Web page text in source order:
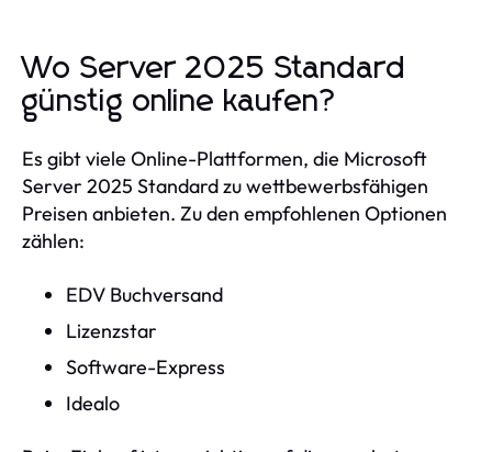
Wo Server 2025 Standard
günstig online kaufen?
Es gibt viele Online-Plattformen, die Microsoft
Server 2025 Standard zu wettbewerbsfähigen
Preisen anbieten. Zu den empfohlenen Optionen
zählen:
EDV Buchversand
Lizenzstar
Software-Express
Idealo